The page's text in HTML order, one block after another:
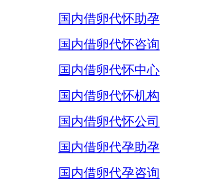
国内借卵代怀助孕
国内借卵代怀咨询
国内借卵代怀中心
国内借卵代怀机构
国内借卵代怀公司
国内借卵代孕助孕
国内借卵代孕咨询